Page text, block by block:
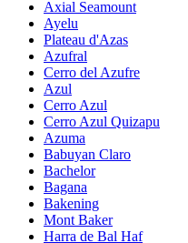
Axial Seamount
Ayelu
Plateau d'Azas
Azufral
Cerro del Azufre
Azul
Cerro Azul
Cerro Azul Quizapu
Azuma
Babuyan Claro
Bachelor
Bagana
Bakening
Mont Baker
Harra de Bal Haf